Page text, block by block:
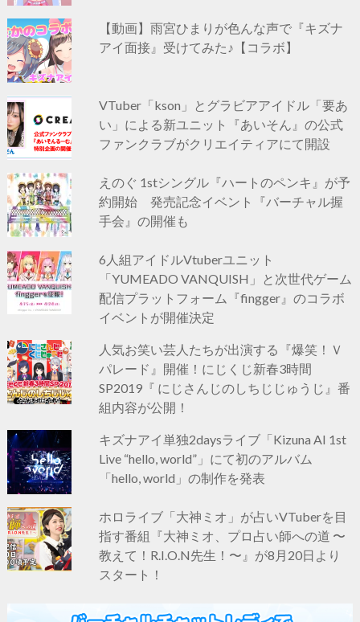
【動画】雨宮ひまりが色んな声で『キズナ
アイ面接』受けてみた♪【コラボ】
VTuber「kson」とグラビアアイドル「要あ
い」による新ユニット『あいそん』の公式
ファンクラブがクリエイティアにて開設
えのぐ 1stシングル『ハートのペンキ』が予
約開始 発売記念イベント『バーチャル握
手会』の開催も
6人組アイドルVtuberユニット
「YUMEADO VANQUISH」と次世代ゲーム
配信プラットフォーム『fingger』のコラボ
イベントが開催決定
人気お笑い芸人たちが出演する『爆笑！Ｖ
パレード』開催！にじくじ新春3時間
SP2019『 にじさんじのしちじじゅうじ』番
組内容が公開！
キズナアイ単独2daysライブ「Kizuna AI 1st
Live “hello, world”」にて初のアルバム
「hello, world」の制作を発表
ホロライブ「大神ミオ」が占いVTuberを目
指す番組『大神ミオ、プロ占い師への道 〜
教えて！R.I.O.N先生！〜』が8月20日より
スタート！